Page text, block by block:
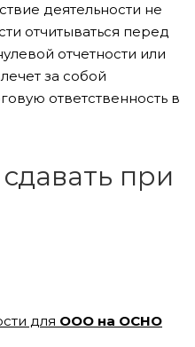
деятельности не
отчитываться перед
отчетности или
за собой
ответственность в
при
для ООО на ОСНО